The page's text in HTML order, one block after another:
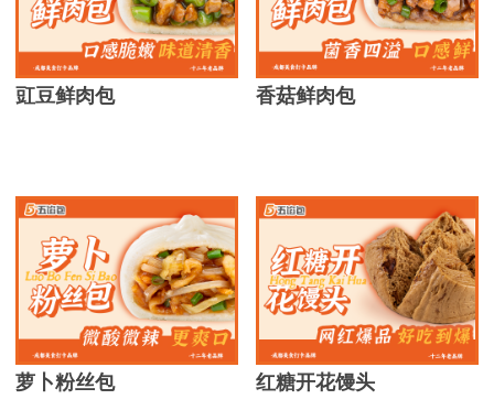
豇豆鲜肉包 香菇鲜肉包
萝卜粉丝包 红糖开花馒头